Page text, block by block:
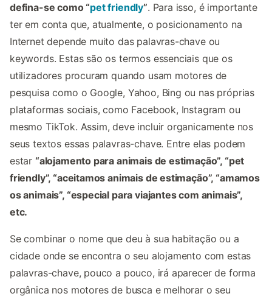
defina-se como “pet friendly”. Para isso, é importante
ter em conta que, atualmente, o posicionamento na
Internet depende muito das palavras-chave ou
keywords. Estas são os termos essenciais que os
utilizadores procuram quando usam motores de
pesquisa como o Google, Yahoo, Bing ou nas próprias
plataformas sociais, como Facebook, Instagram ou
mesmo TikTok. Assim, deve incluir organicamente nos
seus textos essas palavras-chave. Entre elas podem
estar “alojamento para animais de estimação”, “pet
friendly”, “aceitamos animais de estimação”, “amamos
os animais”, “especial para viajantes com animais”,
etc.
Se combinar o nome que deu à sua habitação ou a
cidade onde se encontra o seu alojamento com estas
palavras-chave, pouco a pouco, irá aparecer de forma
orgânica nos motores de busca e melhorar o seu